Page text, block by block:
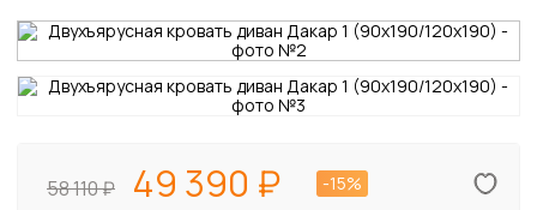
58 110 49 390 -15%